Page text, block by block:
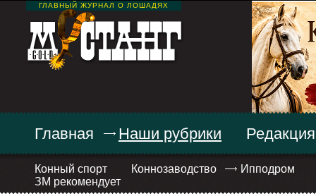
ГЛАВНЫЙ ЖУРНАЛ О ЛОШАДЯХ
Главная Наши рубрики
Конный спорт Коннозаводство
Ипподром
ЗМ рекомендует
Редакция